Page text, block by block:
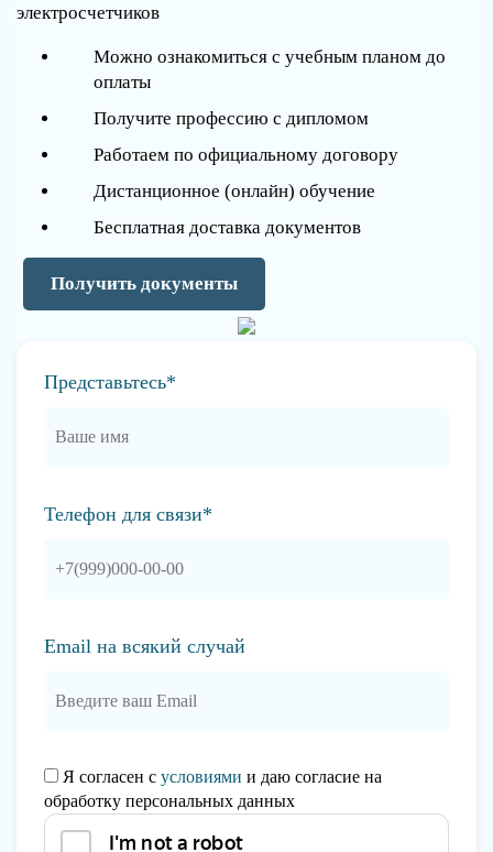
электросчетчиков
Можно ознакомиться с учебным планом до
оплаты
Получите профессию с дипломом
Работаем по официальному договору
Дистанционное (онлайн) обучение
Бесплатная доставка документов
Получить документы
Представьтесь*
Телефон для связи*
Email на всякий случай
Я согласен с условиями и даю согласие на
обработку персональных данных